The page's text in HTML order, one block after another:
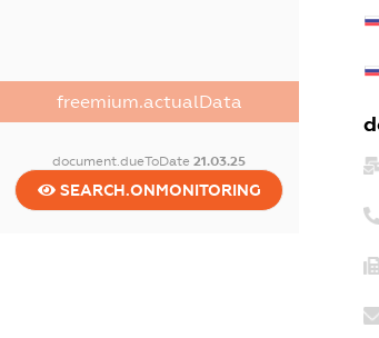
freemium.actualData
document.dueToDate21.03.25
SEARCH.ONMONITORING